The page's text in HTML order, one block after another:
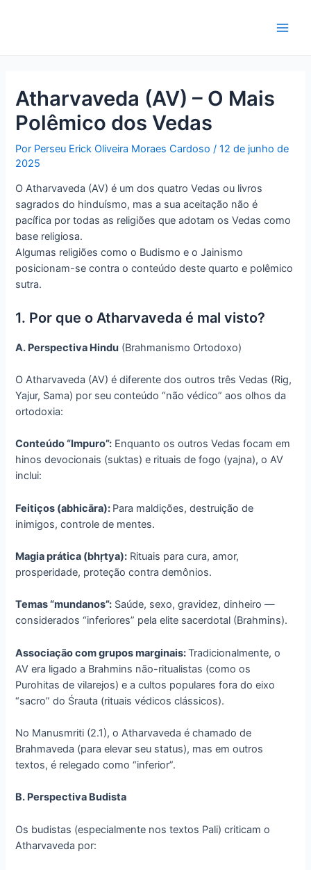
Atharvaveda (AV) – O Mais
Polêmico dos Vedas
Por Perseu Erick Oliveira Moraes Cardoso/12 de junho de
2025
O Atharvaveda (AV) é um dos quatro Vedas ou livros
sagrados do hinduísmo, mas a sua aceitação não é
pacífica por todas as religiões que adotam os Vedas como
base religiosa.
Algumas religiões como o Budismo e o Jainismo
posicionam-se contra o conteúdo deste quarto e polêmico
sutra.
1. Por que o Atharvaveda é mal visto?
A. Perspectiva Hindu (Brahmanismo Ortodoxo)
O Atharvaveda (AV) é diferente dos outros três Vedas (Rig,
Yajur, Sama) por seu conteúdo “não védico” aos olhos da
ortodoxia:
Conteúdo “Impuro”: Enquanto os outros Vedas focam em
hinos devocionais (suktas) e rituais de fogo (yajna), o AV
inclui:
Feitiços (abhicāra): Para maldições, destruição de
inimigos, controle de mentes.
Magia prática (bhṛtya): Rituais para cura, amor,
prosperidade, proteção contra demônios.
Temas “mundanos”: Saúde, sexo, gravidez, dinheiro —
considerados “inferiores” pela elite sacerdotal (Brahmins).
Associação com grupos marginais:Tradicionalmente, o
AV era ligado a Brahmins não-ritualistas (como os
Purohitas de vilarejos) e a cultos populares fora do eixo
“sacro” do Śrauta (rituais védicos clássicos).
No Manusmriti (2.1), o Atharvaveda é chamado de
Brahmaveda (para elevar seu status), mas em outros
textos, é relegado como “inferior”.
B. Perspectiva Budista
Os budistas (especialmente nos textos Pali) criticam o
Atharvaveda por: